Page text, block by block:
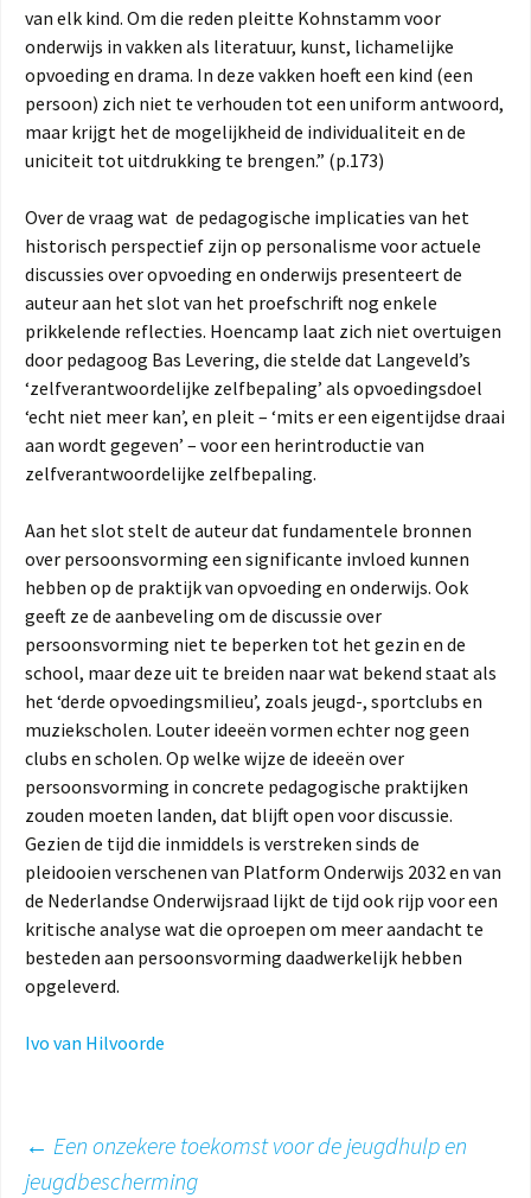
van elk kind. Om die reden pleitte Kohnstamm voor
onderwijs in vakken als literatuur, kunst, lichamelijke
opvoeding en drama. In deze vakken hoeft een kind (een
persoon) zich niet te verhouden tot een uniform antwoord,
maar krijgt het de mogelijkheid de individualiteit en de
uniciteit tot uitdrukking te brengen.” (p.173)
Over de vraag wat de pedagogische implicaties van het
historisch perspectief zijn op personalisme voor actuele
discussies over opvoeding en onderwijs presenteert de
auteur aan het slot van het proefschrift nog enkele
prikkelende reflecties. Hoencamp laat zich niet overtuigen
door pedagoog Bas Levering, die stelde dat Langeveld’s
‘zelfverantwoordelijke zelfbepaling’ als opvoedingsdoel
‘echt niet meer kan’, en pleit – ‘mits er een eigentijdse draai
aan wordt gegeven’ – voor een herintroductie van
zelfverantwoordelijke zelfbepaling.
Aan het slot stelt de auteur dat fundamentele bronnen
over persoonsvorming een significante invloed kunnen
hebben op de praktijk van opvoeding en onderwijs. Ook
geeft ze de aanbeveling om de discussie over
persoonsvorming niet te beperken tot het gezin en de
school, maar deze uit te breiden naar wat bekend staat als
het ‘derde opvoedingsmilieu’, zoals jeugd-, sportclubs en
muziekscholen. Louter ideeën vormen echter nog geen
clubs en scholen. Op welke wijze de ideeën over
persoonsvorming in concrete pedagogische praktijken
zouden moeten landen, dat blijft open voor discussie.
Gezien de tijd die inmiddels is verstreken sinds de
pleidooien verschenen van Platform Onderwijs 2032 en van
de Nederlandse Onderwijsraad lijkt de tijd ook rijp voor een
kritische analyse wat die oproepen om meer aandacht te
besteden aan persoonsvorming daadwerkelijk hebben
opgeleverd.
Ivo van Hilvoorde
Berichtnavigatie
← Een onzekere toekomst voor de jeugdhulp en
jeugdbescherming